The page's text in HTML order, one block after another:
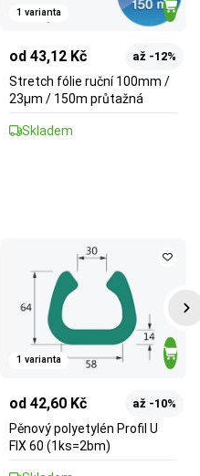
1 varianta
od 43,12 Kč až -12%
Stretch fólie ruční 100mm /
23µm / 150m průtažná
Skladem
1 varianta
od 42,60 Kč až -10%
Pěnový polyetylén Profil U
FIX 60 (1ks=2bm)